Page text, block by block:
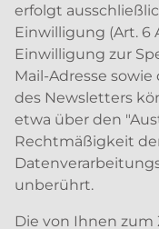
erfolgt
Einwilligung (Art. 6
Einwilligung zur
Mail-Adresse
des Newsletters
etwa über den
Rechtmäßigkeit
unberührt.
Die von Ihnen